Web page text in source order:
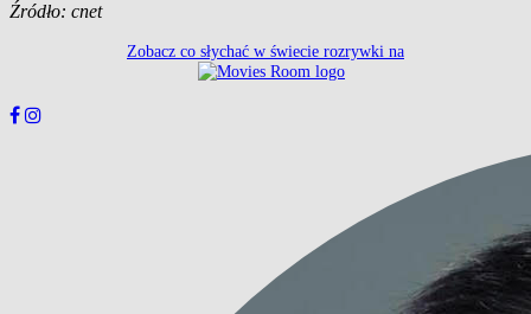
Źródło: cnet
Zobacz co słychać w świecie rozrywki na